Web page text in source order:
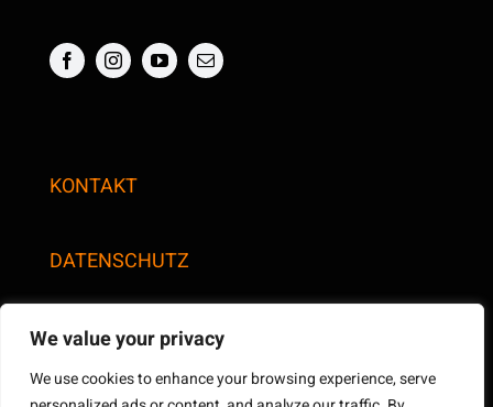
We value your privacy
We use cookies to enhance your browsing experience, serve
KONTAKT
DATENSCHUTZ